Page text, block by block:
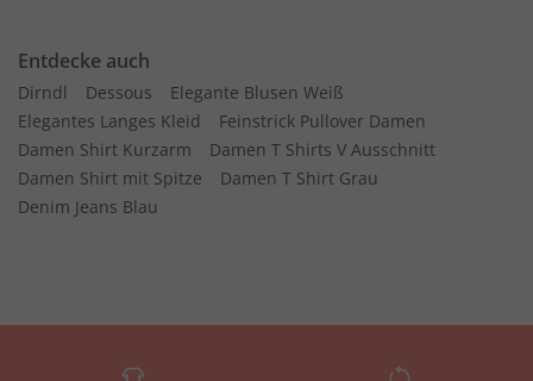
Entdecke auch
Dirndl Dessous
Elegante Blusen Weiß
Elegantes Langes Kleid
Feinstrick Pullover Damen
Damen Shirt Kurzarm
Damen T Shirts V Ausschnitt
Damen Shirt mit Spitze
Damen T Shirt Grau
Denim Jeans Blau